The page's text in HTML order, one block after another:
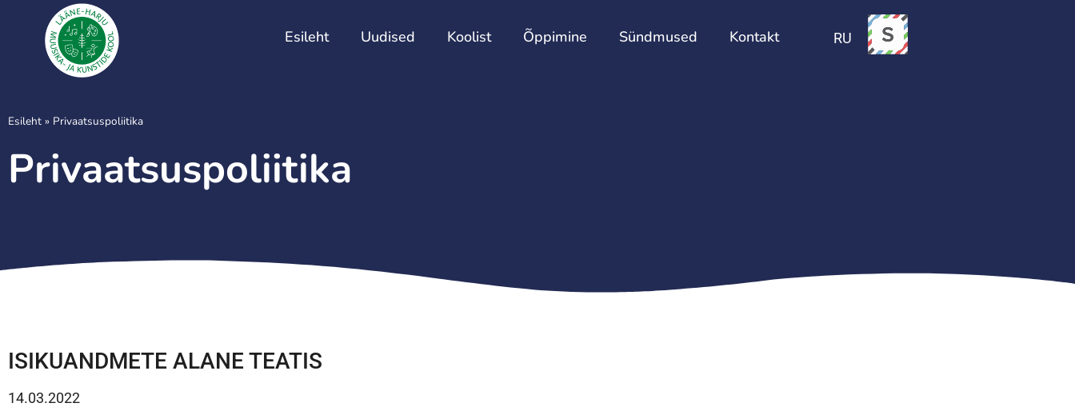
Kontakt
Esileht Uudised Koolist Õppimine Sündmused Kontakt RU
Esileht » Privaatsuspoliitika
Privaatsuspoliitika
ISIKUANDMETE ALANE TEATIS
14.03.2022